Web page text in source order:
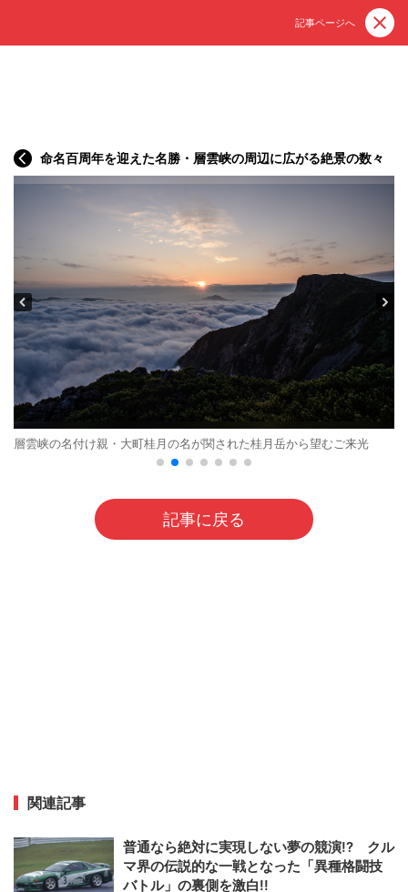
記事ページへ
命名百周年を迎えた名勝・層雲峡の周辺に広がる絶景の数々
層雲峡の名付け親・大町桂月の名が関された桂月岳から望むご来光
記事に戻る
関連記事
普通なら絶対に実現しない夢の競演!? クル
マ界の伝説的な一戦となった「異種格闘技
バトル」の裏側を激白!!